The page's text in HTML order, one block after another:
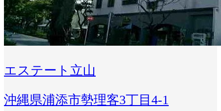
エステート立山
沖縄県浦添市勢理客3丁目4-1